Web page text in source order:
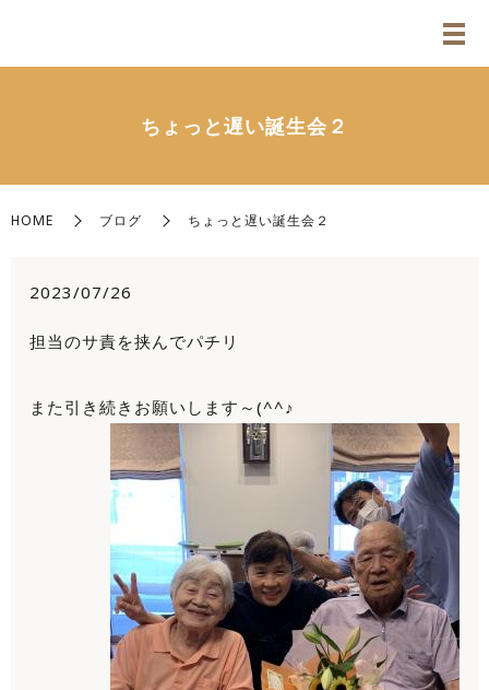
ちょっと遅い誕生会２
HOME ブログ ちょっと遅い誕生会２
2023/07/26
担当のサ責を挟んでパチリ
また引き続きお願いします～(^^♪